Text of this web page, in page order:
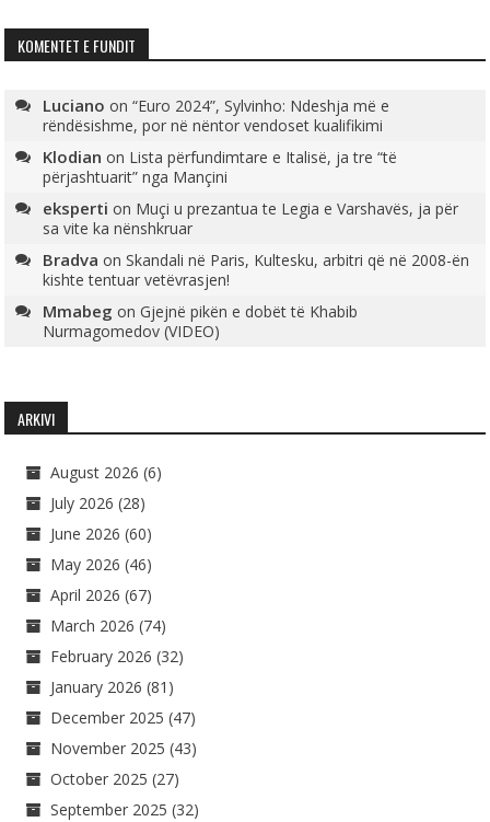
KOMENTET E FUNDIT
Luciano on“Euro 2024”, Sylvinho: Ndeshja më e
rëndësishme, por në nëntor vendoset kualifikimi
Klodian on Lista përfundimtare e Italisë, ja tre “të
përjashtuarit” nga Mançini
eksperti on Muçi u prezantua te Legia e Varshavës, ja për
sa vite ka nënshkruar
Bradva onSkandali në Paris, Kultesku, arbitri që në 2008-ën
kishte tentuar vetëvrasjen!
Mmabeg onGjejnë pikën e dobët të Khabib
Nurmagomedov (VIDEO)
ARKIVI
August 2026 (6)
July 2026 (28)
June 2026 (60)
May 2026 (46)
April 2026 (67)
March 2026 (74)
February 2026 (32)
January 2026 (81)
December 2025 (47)
November 2025 (43)
October 2025 (27)
September 2025 (32)